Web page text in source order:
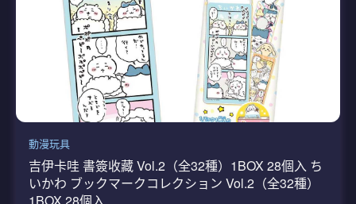
動漫玩具
吉伊卡哇 書簽收藏 Vol.2（全32種）1BOX 28個入 ち
いかわ ブックマークコレクション Vol.2（全32種）